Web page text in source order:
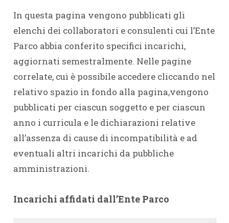
In questa pagina vengono pubblicati gli
elenchi dei collaboratori e consulenti cui l’Ente
Parco abbia conferito specifici incarichi,
aggiornati semestralmente. Nelle pagine
correlate, cui è possibile accedere cliccando nel
relativo spazio in fondo alla pagina,vengono
pubblicati per ciascun soggetto e per ciascun
anno i curricula e le dichiarazioni relative
all’assenza di cause di incompatibilità e ad
eventuali altri incarichi da pubbliche
amministrazioni.
Incarichi affidati dall’Ente Parco